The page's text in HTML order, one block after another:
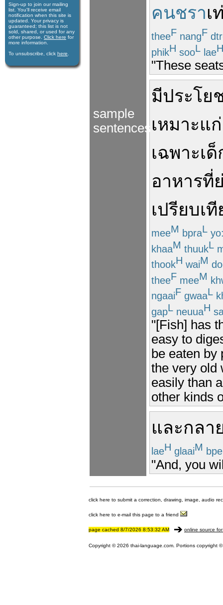
Sign-up to join our mail­ing
list. You'll receive e­mail
notification when this site is
updated. Your privacy is
guaran­teed; this list is not
sold, shared, or used for any
other purpose. Click here for
more infor­mation.
To unsubscribe, click here
sample
sentences
คนชราเ
theeF nangF
phikH sooL laeH
"These
มีประโย
เหมาะแก่
เฉพาะเ
อาหารที่
เปรียบเ
meeM bpraL
khaaM thuukL
thookH waiM
theeF meeM
ngaaiF gwaaL
gapL neuuaH
"[Fish] has
easy to
be eaten by
the very old
easily than
other kinds
และกลา
laeH glaaiM
"And, you
click here to submit a correction, drawing, image, audio
click here to e-mail this page to a friend
page cached 8/7/2026 8:53:32 AM online source
Copyright © 2026 thai-language.com. Portions copyright